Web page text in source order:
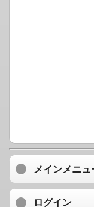
メインメニュ
ログイン